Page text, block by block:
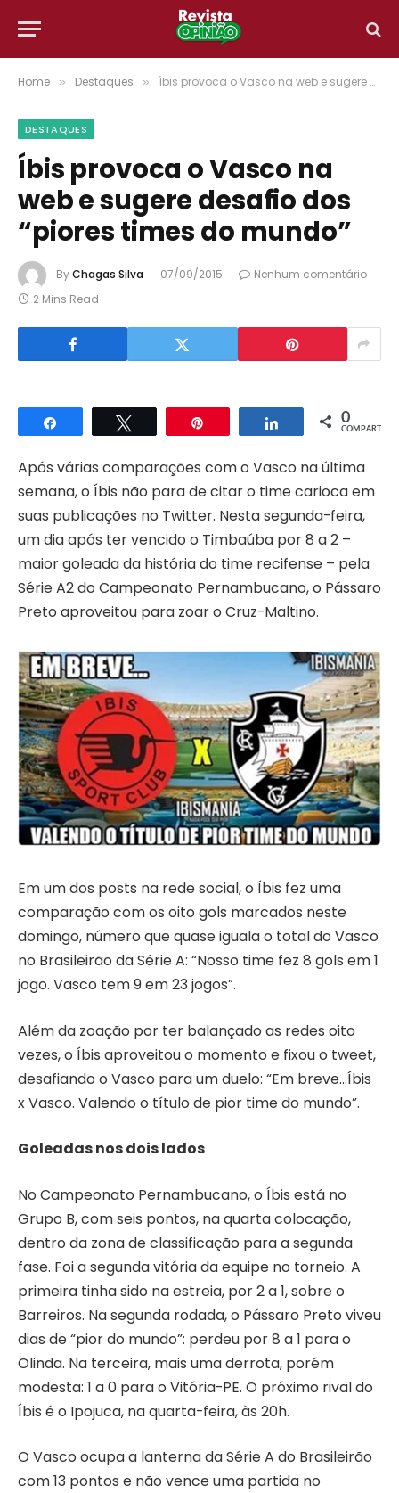
Home » Destaques » Íbis provoca o Vasco na web e sugere desafio dos “piores times do mundo”
DESTAQUES
Íbis provoca o Vasco na
web e sugere desafio dos
“piores times do mundo”
ByChagas Silva 07/09/2015
Nenhum comentário
2 Mins Read
Compartilhar Compartilhar
0
COMPART.
Após várias comparações com o Vasco na última
semana, o Íbis não para de citar o time carioca em
suas publicações no Twitter. Nesta segunda-feira,
um dia após ter vencido o Timbaúba por 8 a 2 –
maior goleada da história do time recifense – pela
Série A2 do Campeonato Pernambucano, o Pássaro
Preto aproveitou para zoar o Cruz-Maltino.
Em um dos posts na rede social, o Íbis fez uma
comparação com os oito gols marcados neste
domingo, número que quase iguala o total do Vasco
no Brasileirão da Série A: “Nosso time fez 8 gols em 1
jogo. Vasco tem 9 em 23 jogos”.
Além da zoação por ter balançado as redes oito
vezes, o Íbis aproveitou o momento e fixou o tweet,
desafiando o Vasco para um duelo: “Em breve…Íbis
x Vasco. Valendo o título de pior time do mundo”.
Goleadas nos dois lados
No Campeonato Pernambucano, o Íbis está no
Grupo B, com seis pontos, na quarta colocação,
dentro da zona de classificação para a segunda
fase. Foi a segunda vitória da equipe no torneio. A
primeira tinha sido na estreia, por 2 a 1, sobre o
Barreiros. Na segunda rodada, o Pássaro Preto viveu
dias de “pior do mundo”: perdeu por 8 a 1 para o
Olinda. Na terceira, mais uma derrota, porém
modesta: 1 a 0 para o Vitória-PE. O próximo rival do
Íbis é o Ipojuca, na quarta-feira, às 20h.
O Vasco ocupa a lanterna da Série A do Brasileirão
com 13 pontos e não vence uma partida no